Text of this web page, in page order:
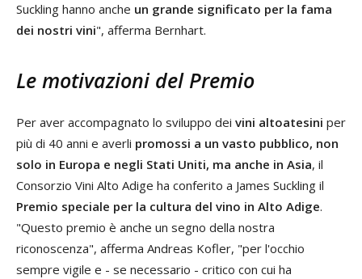
Suckling hanno anche un grande significato per la fama
dei nostri vini", afferma Bernhart.
Le motivazioni del Premio
Per aver accompagnato lo sviluppo dei vini altoatesini per
più di 40 anni e averli promossi a un vasto pubblico, non
solo in Europa e negli Stati Uniti, ma anche in Asia, il
Consorzio Vini Alto Adige ha conferito a James Suckling il
Premio speciale per la cultura del vino in Alto Adige.
"Questo premio è anche un segno della nostra
riconoscenza", afferma Andreas Kofler, "per l'occhio
sempre vigile e - se necessario - critico con cui ha